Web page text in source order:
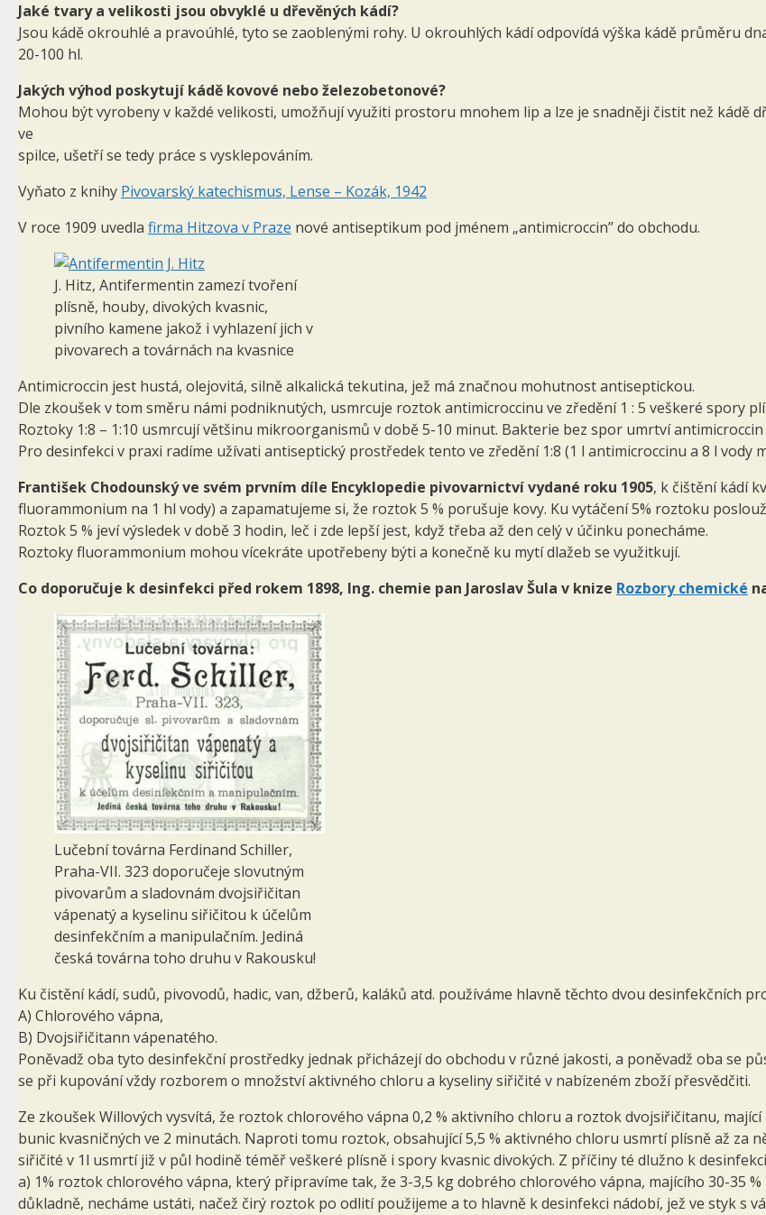
Jaké tvary a velikosti jsou obvyklé u dřevěných kádí?
Jsou kádě okrouhlé a pravoúhlé, tyto se zaoblenými rohy. U okrouhlých kádí odpovídá výška kádě průměru
20-100 hl.
Jakých výhod poskytují kádě kovové nebo železobeto­nové?
Mohou být vyrobeny v každé velikosti, umožňují vy­užiti prostoru mnohem lip a lze je snadněji čistit než kádě
ve
spilce, ušetří se tedy práce s vysklepováním.
Vyňato z knihy Pivovarský katechismus, Lense – Kozák, 1942
V roce 1909 uvedla firma Hitzova v Praze nové antiseptikum pod jménem „antimicroccin” do obchodu.
J. Hitz, Antifermentin zamezí tvoření
plísně, houby, divokých kvasnic,
pivního kamene jakož i vyhlazení jich v
pivovarech a továrnách na kvasnice
Antimicroccin jest hustá, olejovitá, silně alkalická tekutina, jež má značnou mohutnost antiseptickou.
Dle zkoušek v tom směru námi podniknutých, usmrcuje roztok antimicroccinu ve zředění 1 : 5 veškeré spory
Roztoky 1:8 – 1:10 usmrcují většinu mikroorganismů v době 5-10 minut. Bakterie bez spor umrtví antimicroccin
Pro desinfekci v praxi radíme užívati antiseptický pro­středek tento ve zředění 1:8 (1 l antimicroccinu a 8 l vody
František Chodounský ve svém prvním díle Encyklopedie pivovarnictví vydané roku 1905, k čištění kádí
fluorammonium na 1 hl vody) a zapamatujeme si, že roztok 5 % porušuje kovy. Ku vytáčení 5% roztoku
Roztok 5 % jeví výsledek v době 3 hodin, leč i zde lepší jest, když třeba až den celý v účinku ponecháme.
Roztoky fluorammonium mohou vícekráte upotřebeny býti a konečně ku mytí dlažeb se využitkují.
Co doporučuje k desinfekci před rokem 1898, Ing. chemie pan Jaroslav Šula v knize Rozbory chemické
Lučební továrna Ferdinand Schiller,
Praha-VII. 323 doporučeje slovutným
pivovarům a sladovnám dvojsiřičitan
vápenatý a kyselinu siřičitou k účelům
desinfekčním a manipulačním. Jediná
česká továrna toho druhu v Rakousku!
Ku čistění kádí, sudů, pivovodů, hadic, van, džberů, kaláků atd. používáme hlavně těchto dvou desinfekčních
A) Chlorového vápna,
B) Dvojsiřičitann vápenatého.
Poněvadž oba tyto desinfekční prostředky jednak přicházejí do obchodu v různé jakosti, a poněvadž oba se
se při ku­pování vždy rozborem o množství aktivného chloru a kyseliny si­řičité v nabízeném zboží přesvědčiti.
Ze zkoušek Willových vysvítá, že roztok chlorového vápna 0,2 % aktivního chloru a roztok dvojsiřičitanu,
bunic kvasničných ve 2 minutách. Naproti tomu roztok, obsahující 5,5 % aktivného chloru usmrtí plísně až za
siřičité v 1l usmrtí již v půl hodině téměř veškeré plísně i spory kvasnic divokých. Z příčiny té dlužno k
a) 1% roztok chlorového vápna, který připravíme tak, že 3-3,5 kg dobrého chlorového vápna, majícího 30-35
důkladně, necháme ustáti, načež čirý roztok po odlití použijeme a to hlavně k desinfekci nádobí, jež ve styk s